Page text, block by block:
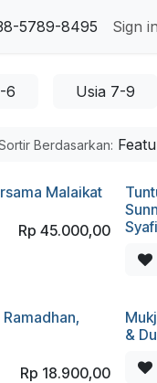
5789-8495 Sign in
6 Usia 7-9
Berdasarkan:
Malaikat
Rp 45.000,00
Rp 18.900,00
&